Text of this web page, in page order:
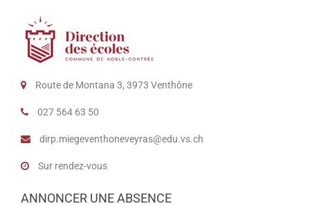
Route de Montana 3, 3973 Venthône
027 564 63 50
dirp.miegeventhoneveyras@edu.vs.ch
Sur rendez-vous
ANNONCER UNE ABSENCE